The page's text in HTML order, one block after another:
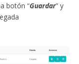
botón “Guardar” y